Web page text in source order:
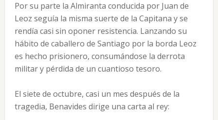
Por su parte la Almiranta conducida por Juan de
Leoz seguía la misma suerte de la Capitana y se
rendía casi sin oponer resistencia. Lanzando su
hábito de caballero de Santiago por la borda Leoz
es hecho prisionero, consumándose la derrota
militar y pérdida de un cuantioso tesoro.
El siete de octubre, casi un mes después de la
tragedia, Benavides dirige una carta al rey: